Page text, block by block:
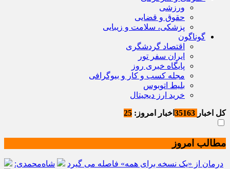
ورزشی
حقوق و قضایی
پزشکی، سلامت و زیبایی
گوناگون
اقتصاد گردشگری
ایران سفر تور
پایگاه خبری روز
مجله کسب و کار و بیوگرافی
بلیط اتوبوس
خرید ارز دیجیتال
کل اخبار اخبار امروز: 25
مطالب امروز
درمان از «یک نسخه برای همه» فاصله می گیرد
شاه‌محمدی: